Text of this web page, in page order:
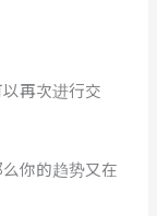
再次进行交
你的趋势又在